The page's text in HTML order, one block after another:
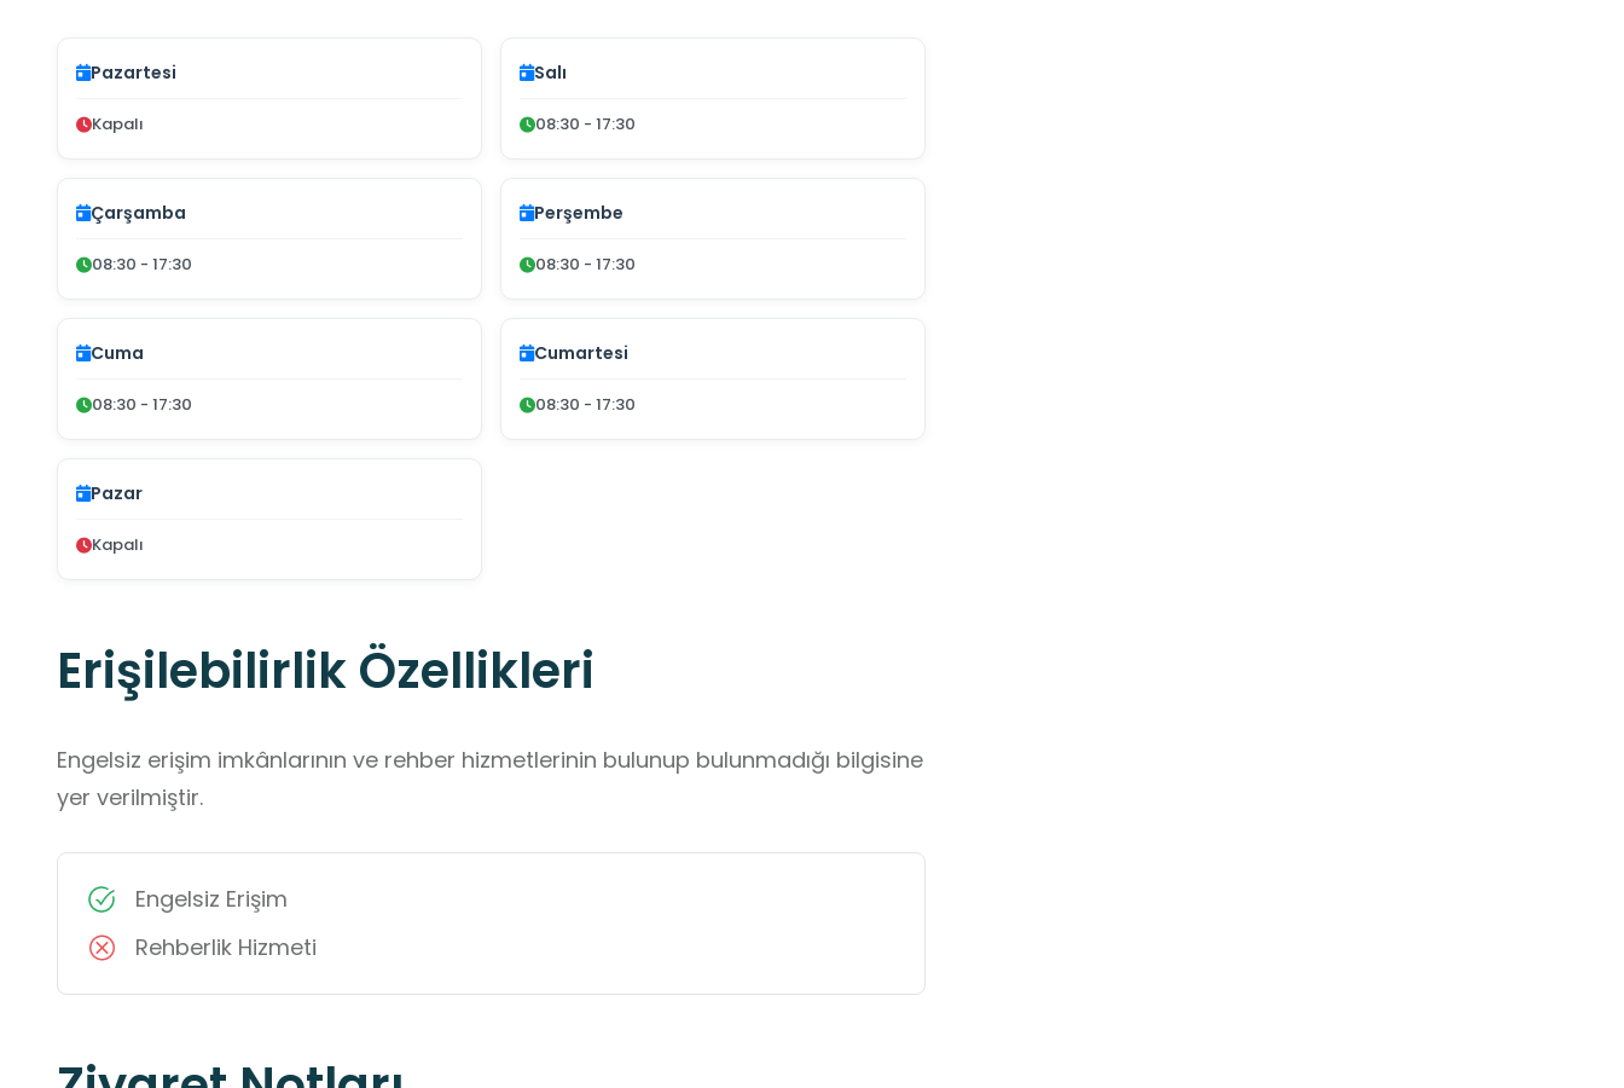
Pazartesi
Kapalı
Salı
08:30 - 17:30
Çarşamba
08:30 - 17:30
Perşembe
08:30 - 17:30
Cuma
08:30 - 17:30
Cumartesi
08:30 - 17:30
Pazar
Kapalı
Erişilebilirlik Özellikleri
Engelsiz erişim imkânlarının ve rehber hizmetlerinin bulunup bulunmadığı bilgisine
yer verilmiştir.
Engelsiz Erişim
Rehberlik Hizmeti